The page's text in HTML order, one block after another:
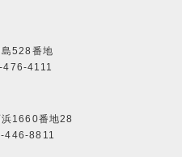
528番地
4111
1660番地28
8811